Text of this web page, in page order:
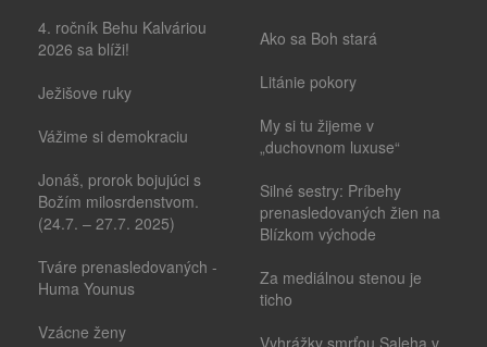
4. ročník Behu Kalváriou
2026 sa blíži!
Ježišove ruky
Vážime si demokraciu
Jonáš, prorok bojujúci s
Božím milosrdenstvom.
(24.7. – 27.7. 2025)
Tváre prenasledovaných -
Huma Younus
Vzácne ženy
Ako sa Boh stará
Litánie pokory
My si tu žijeme v
„duchovnom luxuse“
Silné sestry: Príbehy
prenasledovaných žien na
Blízkom východe
Za mediálnou stenou je
ticho
Vyhrážky smrťou Saleha v